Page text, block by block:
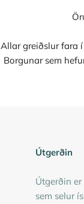
Allar greiðslur fara
Borgunar sem
Útgerðin
Útgerðin
sem selur